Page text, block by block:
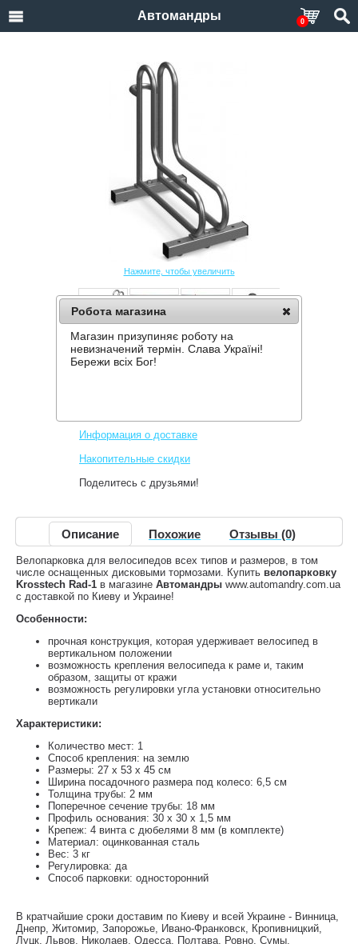
Автомандры 0
Нажмите, чтобы увеличить
ВЕЛОПАРКОВКА KROSSTECH RAD-1
Информация о доставке
Накопительные скидки
Поделитесь с друзьями!
Описание Похожие Отзывы (0)
Велопарковка для велосипедов всех типов и размеров, в том
числе оснащенных дисковыми тормозами. Купить велопарковку
Krosstech Rad-1 в магазине Автомандры www.automandry.com.ua
с доставкой по Киеву и Украине!
Особенности:
прочная конструкция, которая удерживает велосипед в
вертикальном положении
возможность крепления велосипеда к раме и, таким
образом, защиты от кражи
возможность регулировки угла установки относительно
вертикали
Характеристики:
Количество мест: 1
Способ крепления: на землю
Размеры: 27 х 53 х 45 см
Ширина посадочного размера под колесо: 6,5 см
Толщина трубы: 2 мм
Поперечное сечение трубы: 18 мм
Профиль основания: 30 x 30 x 1,5 мм
Крепеж: 4 винта с дюбелями 8 мм (в комплекте)
Материал: оцинкованная сталь
Вес: 3 кг
Регулировка: да
Способ парковки: односторонний
В кратчайшие сроки доставим по Киеву и всей Украине - Винница,
Днепр, Житомир, Запорожье, Ивано-Франковск, Кропивницкий,
Луцк, Львов, Николаев, Одесса, Полтава, Ровно, Сумы,
Робота магазина
Магазин призупиняє роботу на
невизначений термін. Слава Україні!
Бережи всіх Бог!